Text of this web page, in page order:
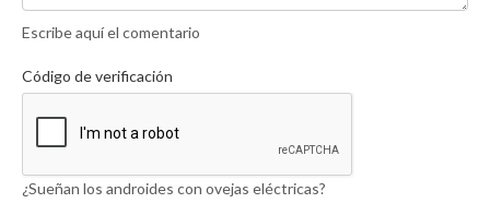
Escribe aquí el comentario
Código de verificación
¿Sueñan los androides con ovejas eléctricas?